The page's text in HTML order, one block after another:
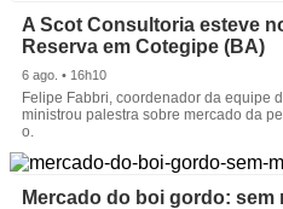
A Scot Consultoria esteve
Reserva em Cotegipe (BA)
6 ago. • 16h10
Felipe Fabbri, coordenador da equipe
ministrou palestra sobre mercado da
o.
Mercado do boi gordo: sem